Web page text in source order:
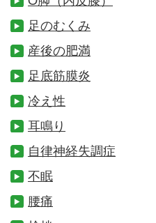
足のむくみ
産後の肥満
足底筋膜炎
冷え性
耳鳴り
自律神経失調症
不眠
腰痛